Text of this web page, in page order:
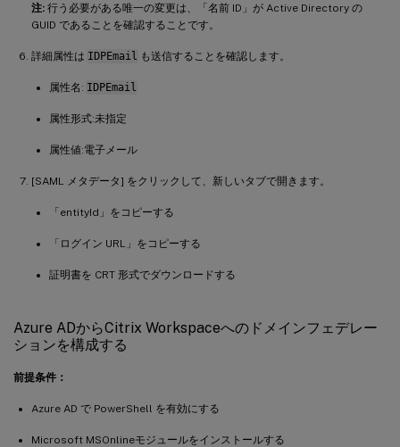
注: 行う必要がある唯一の変更は、「名前 ID」が Active Directory の
GUID であることを確認することです。
詳細属性は IDPEmail も送信することを確認します。
属性名: IDPEmail
属性形式:未指定
属性値:電子メール
[SAML メタデータ] をクリックして、新しいタブで開きます。
「entityId」をコピーする
「ログイン URL」をコピーする
証明書を CRT 形式でダウンロードする
Azure ADからCitrix Workspaceへのドメインフェデレー
ションを構成する
前提条件：
Azure AD で PowerShell を有効にする
Microsoft MSOnlineモジュールをインストールする